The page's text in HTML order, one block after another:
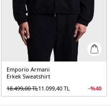
Emporio Armani
Erkek Sweatshirt
18.499,00TL11.099,40 TL -%40